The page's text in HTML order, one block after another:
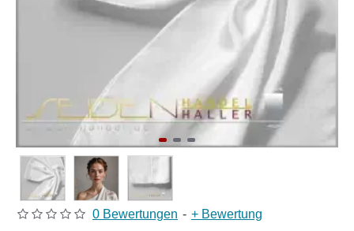
0 Bewertungen - + Bewertung